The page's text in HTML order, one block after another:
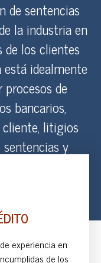
de sentencias
la industria en
de los clientes
idealmente
de
bancarios,
litigios
y
experiencia en
de los